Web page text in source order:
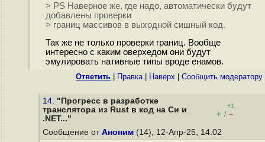
> PS Наверное же, где надо, автоматически будут
добавлены проверки
> границ массивов в выходной сишный код.
Так же не только проверки границ. Вообще
интересно с каким оверхедом они будут
эмулировать нативные типы вроде енамов.
Ответить Правка| Наверх Cообщить модератору
14. "Прогресс в разработке
транслятора из Rust в код на Cи и
.NET..."
+1
+ / –
Сообщение от Аноним (14), 12-Апр-25, 14:02